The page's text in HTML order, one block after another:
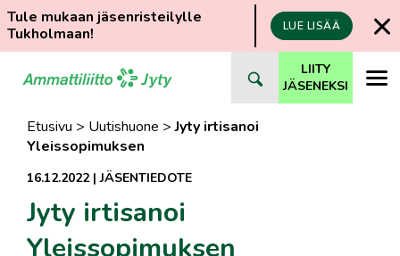
Tule mukaan jäsenristeilylle
Tukholmaan!
LUE LISÄÄ
suoraan
LIITY
JÄSENEKSI
Etusivu > Uutishuone >Jyty irtisanoi
Yleissopimuksen
16.12.2022|JÄSENTIEDOTE
Jyty irtisanoi
Yleissopimuksen